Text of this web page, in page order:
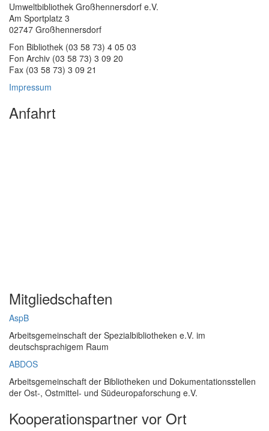
Umweltbibliothek Großhennersdorf e.V.
Am Sportplatz 3
02747 Großhennersdorf
Fon Bibliothek (03 58 73) 4 05 03
Fon Archiv (03 58 73) 3 09 20
Fax (03 58 73) 3 09 21
Impressum
Anfahrt
Mitgliedschaften
AspB
Arbeitsgemeinschaft der Spezialbibliotheken e.V. im
deutschsprachigem Raum
ABDOS
Arbeitsgemeinschaft der Bibliotheken und Dokumentationsstellen
der Ost-, Ostmittel- und Südeuropaforschung e.V.
Kooperationspartner vor Ort